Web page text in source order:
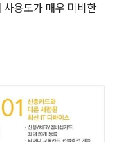
용도가 매우 미비한